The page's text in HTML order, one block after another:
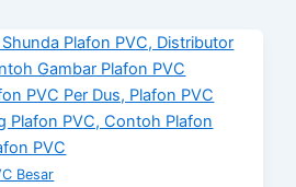
Besar